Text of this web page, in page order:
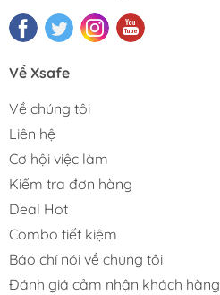
Về Xsafe
Về chúng tôi
Liên hệ
Cơ hội việc làm
Kiểm tra đơn hàng
Deal Hot
Combo tiết kiệm
Báo chí nói về chúng tôi
Đánh giá cảm nhận khách hàng